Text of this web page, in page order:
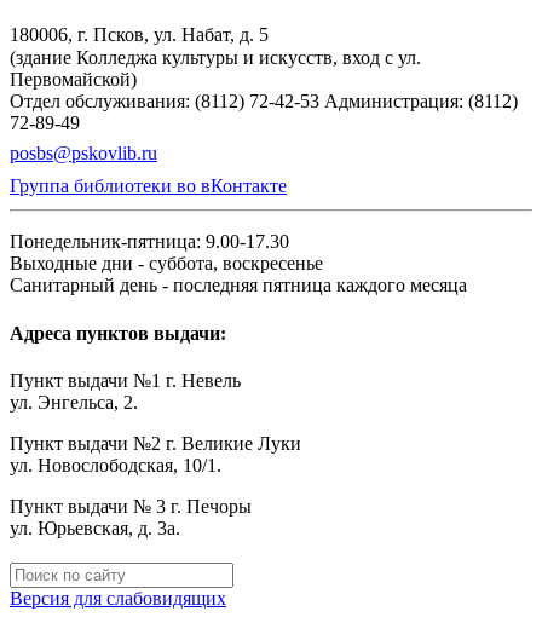
180006, г. Псков, ул. Набат, д. 5
(здание Колледжа культуры и искусств, вход с ул.
Первомайской)
Отдел обслуживания: (8112) 72-42-53 Администрация: (8112)
72-89-49
posbs@pskovlib.ru
Группа библиотеки во вКонтакте
Понедельник-пятница: 9.00-17.30
Выходные дни - суббота, воскресенье
Санитарный день - последняя пятница каждого месяца
Адреса пунктов выдачи:
Пункт выдачи №1 г. Невель
ул. Энгельса, 2.
Пункт выдачи №2 г. Великие Луки
ул. Новослободская, 10/1.
Пункт выдачи № 3 г. Печоры
ул. Юрьевская, д. 3а.
Версия для слабовидящих